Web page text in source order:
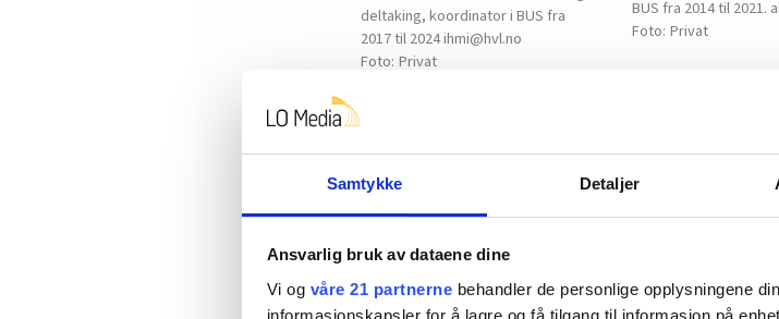
Samtykke Detaljer
Ansvarlig bruk av dataene dine
Vi og våre 21 partnerne behandler de personlige opplysningene
informasjonskapsler for å lagre og få tilgang til informasjon på
BUS fra 2014 til 2021.
Privat
deltaking, koordinator i BUS fra
2017 til 2024 ihmi@hvl.no
Privat